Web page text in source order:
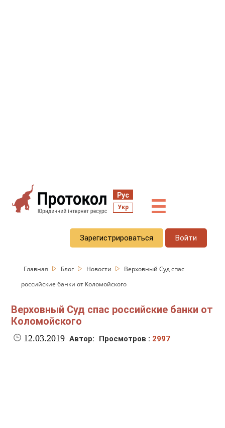
Рус
Укр ☰
Зарегистрироваться Войти
Главная Блог Новости
Верховный Суд спас
российские банки от Коломойского
Верховный Суд спас российские банки от
Коломойского
12.03.2019 Автор: Просмотров : 2997